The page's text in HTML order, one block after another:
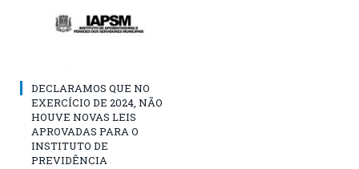
DECLARAMOS QUE NO
EXERCÍCIO DE 2024, NÃO
HOUVE NOVAS LEIS
APROVADAS PARA O
INSTITUTO DE
PREVIDÊNCIA